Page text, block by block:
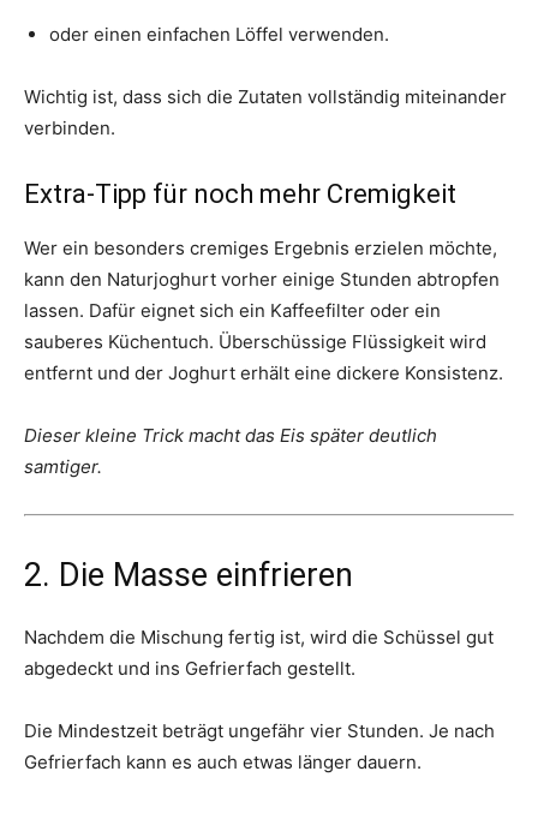
oder einen einfachen Löffel verwenden.
Wichtig ist, dass sich die Zutaten vollständig miteinander
verbinden.
Extra-Tipp für noch mehr Cremigkeit
Wer ein besonders cremiges Ergebnis erzielen möchte,
kann den Naturjoghurt vorher einige Stunden abtropfen
lassen. Dafür eignet sich ein Kaffeefilter oder ein
sauberes Küchentuch. Überschüssige Flüssigkeit wird
entfernt und der Joghurt erhält eine dickere Konsistenz.
Dieser kleine Trick macht das Eis später deutlich
samtiger.
2. Die Masse einfrieren
Nachdem die Mischung fertig ist, wird die Schüssel gut
abgedeckt und ins Gefrierfach gestellt.
Die Mindestzeit beträgt ungefähr vier Stunden. Je nach
Gefrierfach kann es auch etwas länger dauern.